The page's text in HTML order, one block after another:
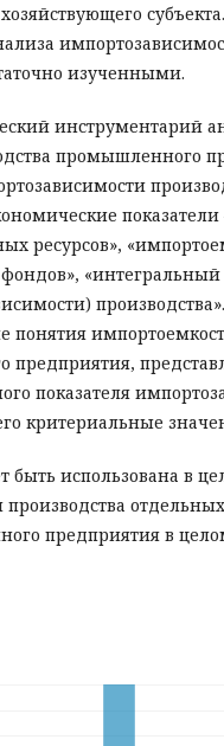
изученными.
инструментарий
промышленного
ресурсов»,
«интегральный
производства».
понятия
предприятия,
показателя
критериальные
использована в
предприятия в